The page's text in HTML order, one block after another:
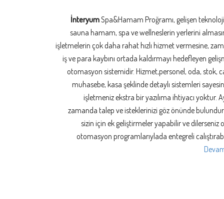
İnteryumSpa&Hamam Proğramı, gelişen
sauna hamam, spa ve wellneslerin yerlerini
işletmelerin çok daha rahat hızlı hizmet vermesine,
iş ve para kaybını ortada kaldırmayı hedefleyen
otomasyon sistemidir. Hizmet,personel, oda, stok,
muhasebe, kasa şeklinde detaylı sistemleri
işletmeniz ekstra bir yazılıma ihtiyacı yoktur.
zamanda talep ve isteklerinizi göz önünde
sizin için ek geliştirmeler yapabilir ve dilerseniz
otomasyon programlarıylada entegreli